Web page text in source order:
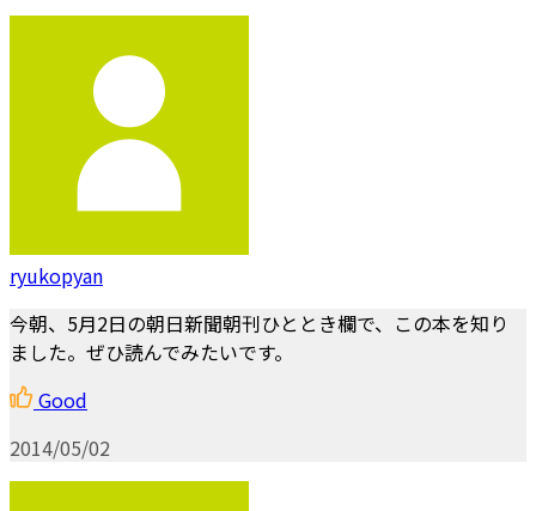
ryukopyan
今朝、5月2日の朝日新聞朝刊ひととき欄で、この本を知り
ました。ぜひ読んでみたいです。
Good
2014/05/02